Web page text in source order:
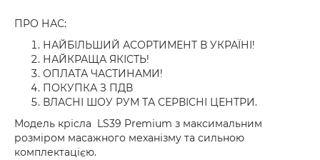
ПРО НАС:
НАЙБІЛЬШИЙ АСОРТИМЕНТ В УКРАЇНІ!
НАЙКРАЩА ЯКІСТЬ!
ОПЛАТА ЧАСТИНАМИ!
ПОКУПКА З ПДВ
ВЛАСНІ ШОУ РУМ ТА СЕРВІСНІ ЦЕНТРИ.
Модель крісла LS39 Premium з максимальним
розміром масажного механізму та сильною
комплектацією.